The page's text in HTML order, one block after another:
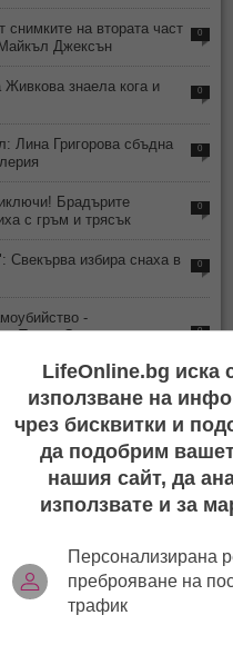
снимките на втората част
Джексън
0
знаела кога и
0
Лина Григорова сбъдна
0
Брадърите
с гръм и трясък
0
Свекърва избира снаха в
0
-
Тодор Славков
0
LifeOnline.bg иска
използване на
чрез бисквитки и
да подобрим
нашия сайт, да
използвате и за
Персонализирана
преброяване на
трафик